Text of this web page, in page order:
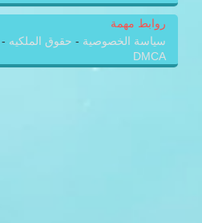
روابط مهمة
سياسة الخصوصية - حقوق الملكيه -
DMCA